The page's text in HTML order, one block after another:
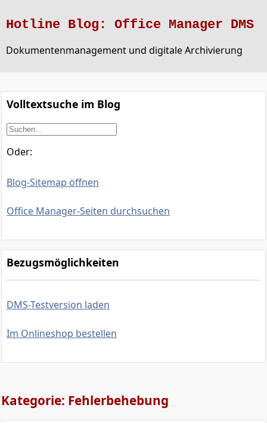
Hotline Blog: Office Manager DMS
Dokumentenmanagement und digitale Archivierung
Volltextsuche im Blog
Oder:
Blog-Sitemap öffnen
Office Manager-Seiten durchsuchen
Bezugsmöglichkeiten
DMS-Testversion laden
Im Onlineshop bestellen
Kategorie: Fehlerbehebung